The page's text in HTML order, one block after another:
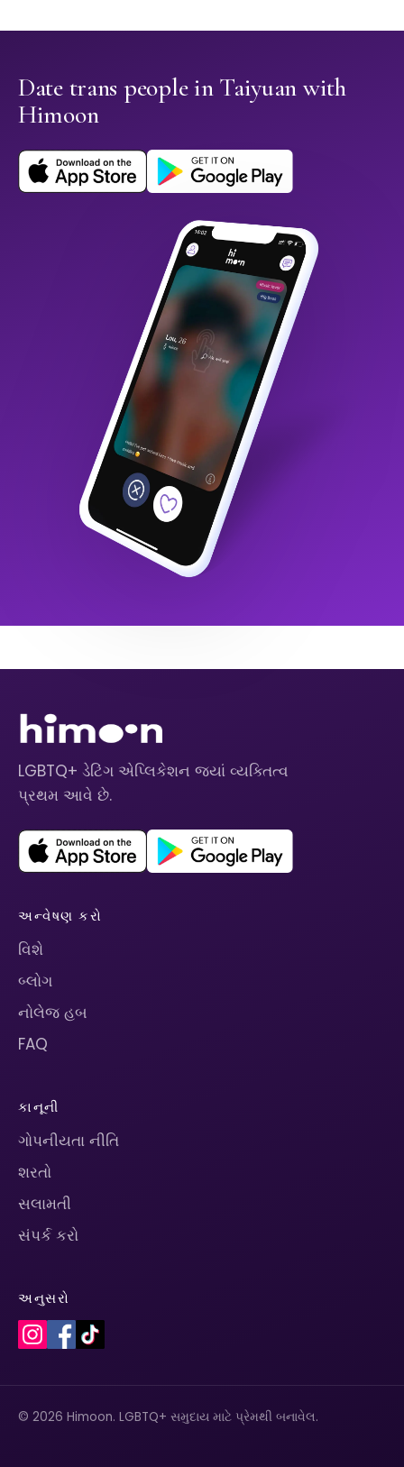
Date trans people in Taiyuan with
Himoon
LGBTQ+ ડેટિંગ એપ્લિકેશન જ્યાં વ્યક્તિત્વ
પ્રથમ આવે છે.
અન્વેષણ કરો
વિશે
બ્લોગ
નોલેજ હબ
FAQ
કાનૂની
ગોપનીયતા નીતિ
શરતો
સલામતી
સંપર્ક કરો
અનુસરો
© 2026 Himoon. LGBTQ+ સમુદાય માટે પ્રેમથી બનાવેલ.